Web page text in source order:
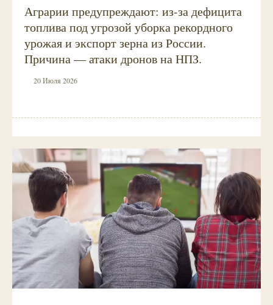
Аграрии предупреждают: из-за дефицита
топлива под угрозой уборка рекордного
урожая и экспорт зерна из России.
Причина — атаки дронов на НПЗ.
20 Июля 2026